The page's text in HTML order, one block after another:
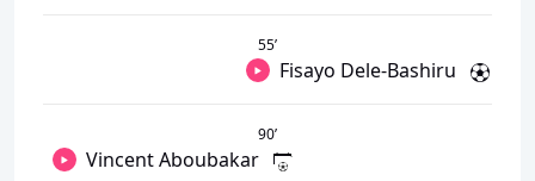
55’
Fisayo Dele-Bashiru
90’
Vincent Aboubakar